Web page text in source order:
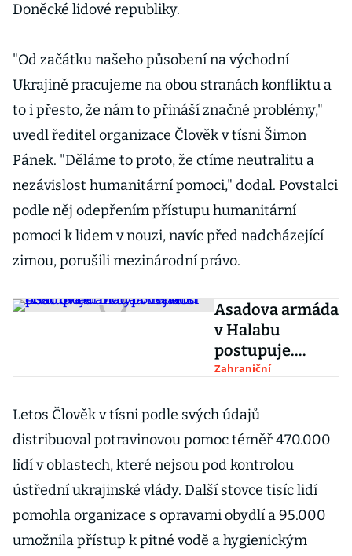
Doněcké lidové republiky.
"Od začátku našeho působení na východní
Ukrajině pracujeme na obou stranách konfliktu a
to i přesto, že nám to přináší značné problémy,"
uvedl ředitel organizace Člověk v tísni Šimon
Pánek. "Děláme to proto, že ctíme neutralitu a
nezávislost humanitární pomoci," dodal. Povstalci
podle něj odepřením přístupu humanitární
pomoci k lidem v nouzi, navíc před nadcházející
zimou, porušili mezinárodní právo.
Asadova armáda
v Halabu
postupuje.
Dobyla největší
povstalci
Zahraniční
Letos Člověk v tísni podle svých údajů
distribuoval potravinovou pomoc téměř 470.000
lidí v oblastech, které nejsou pod kontrolou
ústřední ukrajinské vlády. Další stovce tisíc lidí
pomohla organizace s opravami obydlí a 95.000
umožnila přístup k pitné vodě a hygienickým